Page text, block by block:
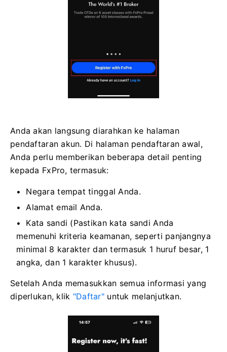
Anda akan langsung diarahkan ke halaman
pendaftaran akun. Di halaman pendaftaran awal,
Anda perlu memberikan beberapa detail penting
kepada FxPro, termasuk:
Negara tempat tinggal Anda.
Alamat email Anda.
Kata sandi (Pastikan kata sandi Anda
memenuhi kriteria keamanan, seperti panjangnya
minimal 8 karakter dan termasuk 1 huruf besar, 1
angka, dan 1 karakter khusus).
Setelah Anda memasukkan semua informasi yang
diperlukan, klik "Daftar" untuk melanjutkan.